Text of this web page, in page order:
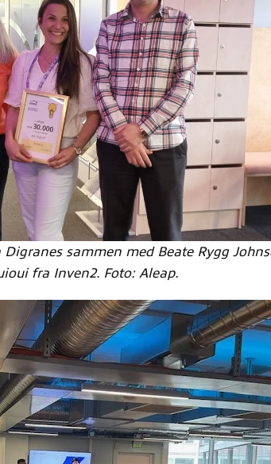
sammen med Beate Rygg
fra Inven2. Foto: Aleap.